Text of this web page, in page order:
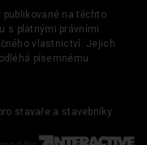
na těchto
s platnými právními
vlastnictví. Jejich
písemnému
stavaře a stavebníky